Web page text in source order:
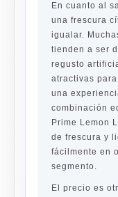
En cuanto al
una frescura
igualar.
tienden a ser
regusto
atractivas
una
combinación
Prime Lemon
de frescura y
fácilmente en
segmento.
El precio es